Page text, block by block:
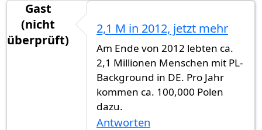
Gast
(nicht
überprüft)
2,1 M in 2012, jetzt mehr
Am Ende von 2012 lebten ca.
2,1 Millionen Menschen mit PL-
Background in DE. Pro Jahr
kommen ca. 100,000 Polen
dazu.
Antworten